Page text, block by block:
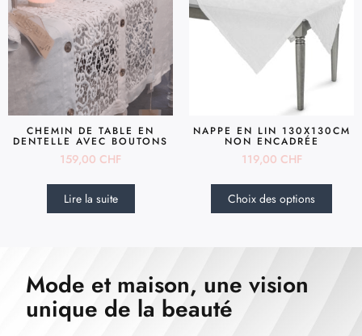
CHEMIN DE TABLE EN
DENTELLE AVEC BOUTONS
159,00 CHF
Lire la suite
NAPPE EN LIN 130X130CM
NON ENCADRÉE
119,00 CHF
Choix des options
Mode et maison, une vision
unique de la beauté